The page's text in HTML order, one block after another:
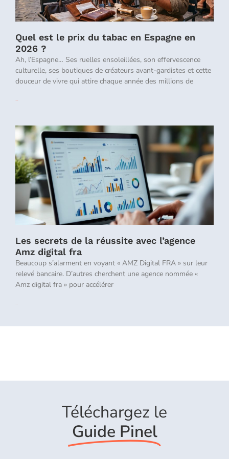
Quel est le prix du tabac en Espagne en
2026 ?
Ah, l’Espagne… Ses ruelles ensoleillées, son effervescence
culturelle, ses boutiques de créateurs avant-gardistes et cette
douceur de vivre qui attire chaque année des millions de
Les secrets de la réussite avec l’agence
Amz digital fra
Beaucoup s’alarment en voyant « AMZ Digital FRA » sur leur
relevé bancaire. D’autres cherchent une agence nommée «
Amz digital fra » pour accélérer
Téléchargez le
Guide Pinel